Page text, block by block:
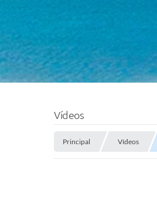
Vídeos
Principal Vídeos